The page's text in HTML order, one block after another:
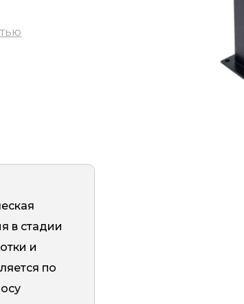
как внутри
1,0
мм, толщина
чему
в стадии
и
по